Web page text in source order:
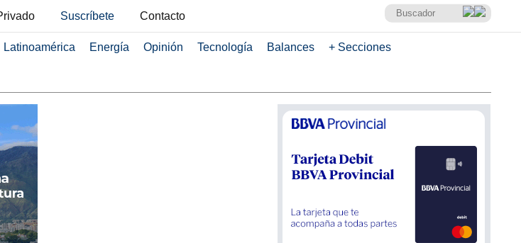
Suscríbete Contacto
Latinoamérica Energía Opinión Tecnología Balances + Secciones